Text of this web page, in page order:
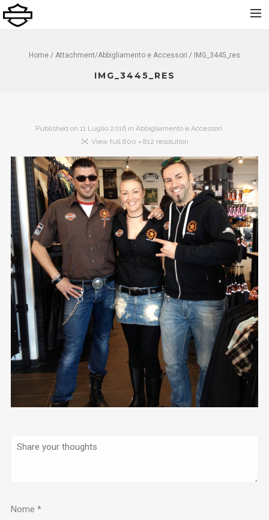
Noleggio
Service
Abbigliamento e Accessori
Contatti
Dolomiti Chapter
Finance
Home / Attachment/Abbigliamento e Accessori / IMG_3445_res
IMG_3445_RES
Published on 11 Luglio 2016in Abbigliamento e Accessori
View full 800 × 812 resolution
Nome *